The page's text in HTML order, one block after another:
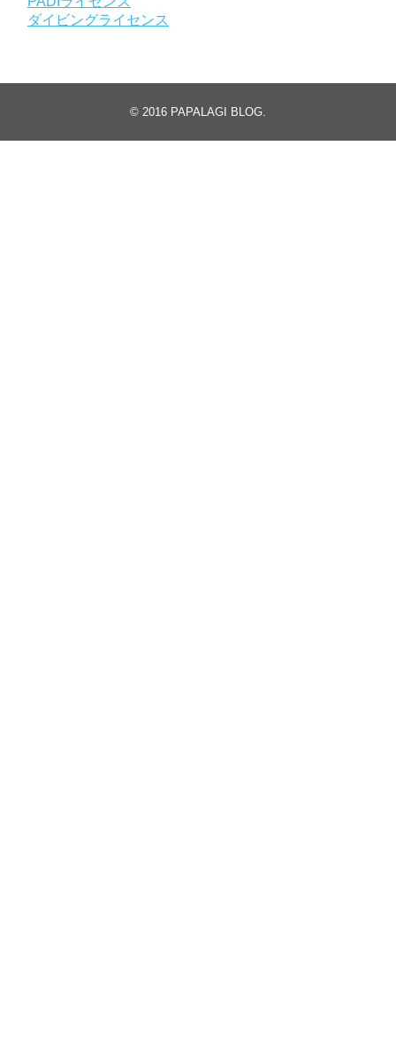
ダイビングライセンス
© 2016 PAPALAGI BLOG.